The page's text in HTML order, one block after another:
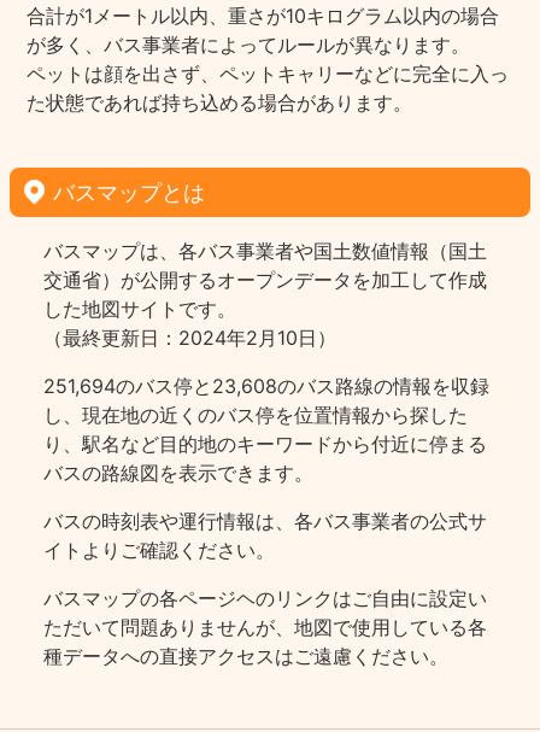
合計が1メートル以内、重さが10キログラム以内の場合
が多く、バス事業者によってルールが異なります。
ペットは顔を出さず、ペットキャリーなどに完全に入っ
た状態であれば持ち込める場合があります。
バスマップとは
バスマップは、各バス事業者や国土数値情報（国土
交通省）が公開するオープンデータを加工して作成
した地図サイトです。
（最終更新日：2024年2月10日）
251,694のバス停と23,608のバス路線の情報を収録
し、現在地の近くのバス停を位置情報から探した
り、駅名など目的地のキーワードから付近に停まる
バスの路線図を表示できます。
バスの時刻表や運行情報は、各バス事業者の公式サ
イトよりご確認ください。
バスマップの各ページヘのリンクはご自由に設定い
ただいて問題ありませんが、地図で使用している各
種データへの直接アクセスはご遠慮ください。